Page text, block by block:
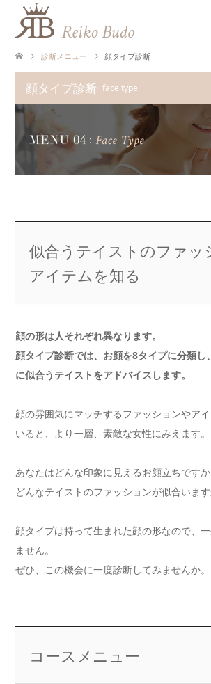
診断メニュー 顔タイプ診断
顔タイプ診断 face type
似合うテイストのファッ
アイテムを知る
顔の形は人それぞれ異なります。
顔タイプ診断では、お顔を8タイプに分類し
に似合うテイストをアドバイスします。
顔の雰囲気にマッチするファッションやア
いると、より一層、素敵な女性にみえます。
あなたはどんな印象に見えるお顔立ちですか
どんなテイストのファッションが似合います
顔タイプは持って生まれた顔の形なので、
ません。
ぜひ、この機会に一度診断してみませんか。
コースメニュー